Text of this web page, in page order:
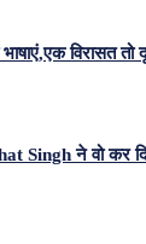
भाषाएं,एक
Singh ने वो कर